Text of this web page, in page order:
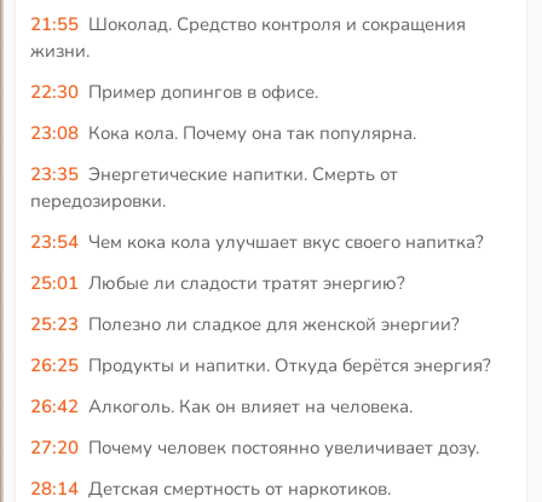
21:55 Шоколад. Средство контроля и сокращения
жизни.
22:30 Пример допингов в офисе.
23:08 Кока кола. Почему она так популярна.
23:35 Энергетические напитки. Смерть от
передозировки.
23:54 Чем кока кола улучшает вкус своего напитка?
25:01 Любые ли сладости тратят энергию?
25:23 Полезно ли сладкое для женской энергии?
26:25 Продукты и напитки. Откуда берётся энергия?
26:42 Алкоголь. Как он влияет на человека.
27:20 Почему человек постоянно увеличивает дозу.
28:14 Детская смертность от наркотиков.